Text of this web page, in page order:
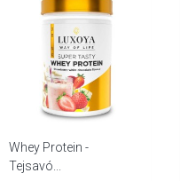
Whey Protein -
Tejsavó...